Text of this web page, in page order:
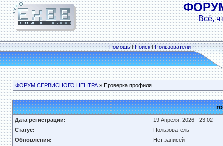
Всё,
|Помощь|Поиск|Пользователи|
ФОРУМ СЕРВИСНОГО ЦЕНТРА» Проверка профиля
Дата регистрации:
19 Апреля, 2026 - 23:02
Статус:
Пользователь
Обновления:
Нет записей